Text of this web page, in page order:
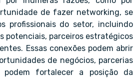
de fazer networking, se
profissionais do setor, incluindo
potenciais, parceiros estratégicos
Essas conexões podem abrir
de negócios, parcerias
podem fortalecer a posição da